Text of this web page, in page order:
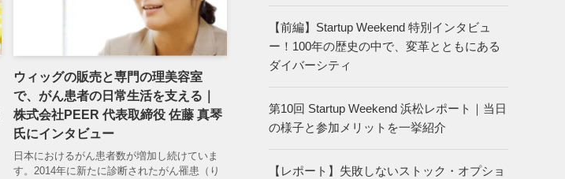
ウィッグの販売と専門の理美容室
で、がん患者の日常生活を支える｜
株式会社PEER 代表取締役 佐藤 真琴
氏にインタビュー
日本におけるがん患者数が増加し続けていま
す。2014年に新たに診断されたがん罹患（り
【前編】Startup Weekend 特別インタビュ
ー！100年の歴史の中で、変革とともにある
ダイバーシティ
第10回 Startup Weekend 浜松レポート｜当日
の様子と参加メリットを一挙紹介
【レポート】失敗しないストック・オプショ